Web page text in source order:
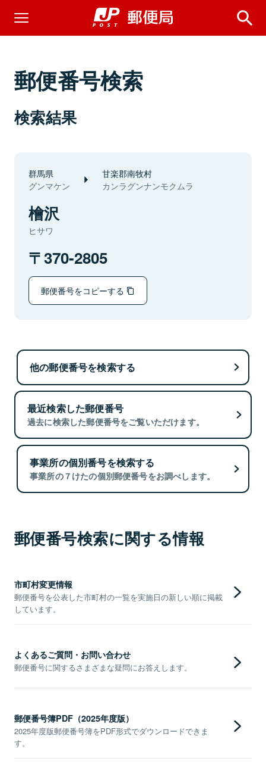
郵便番号検索
検索結果
群馬県
グンマケン
甘楽郡南牧村
カンラグンナンモクムラ
檜沢
ヒサワ
370-2805
郵便番号をコピーする
他の郵便番号を検索する
最近検索した郵便番号
過去に検索した郵便番号をご覧いただけます。
事業所の個別番号を検索する
事業所の７けたの個別郵便番号をお調べします。
郵便番号検索に関する情報
市町村変更情報
郵便番号を公表した市町村の一覧を実施日の新しい順に掲載
しています。
よくあるご質問・お問い合わせ
郵便番号に関するさまざまな疑問にお答えします。
郵便番号簿PDF（2025年度版）
2025年度版郵便番号簿をPDF形式でダウンロードできま
す。